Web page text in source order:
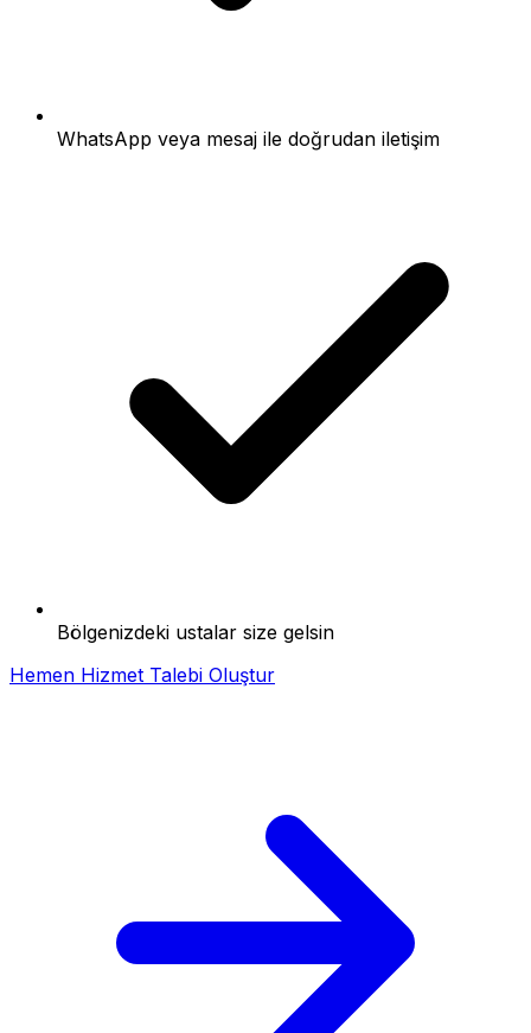
WhatsApp veya mesaj ile doğrudan iletişim
Bölgenizdeki ustalar size gelsin
Hemen Hizmet Talebi Oluştur